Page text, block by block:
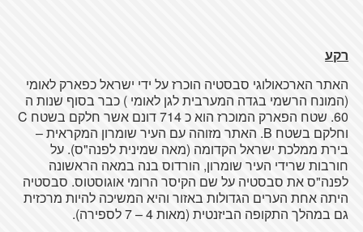
רקע
האתר הארכאולוגי סבסטיה הוכרז על ידי ישראל כפארק לאומי
(המונח הרשמי בגדה המערבית לגן לאומי ) כבר בסוף שנות ה
60. שטח הפארק המוכרז הוא כ 714 דונם אשר חלקם בשטח C
וחלקם בשטח B. האתר מזוהה עם העיר שומרון המקראית –
בירת ממלכת ישראל הקדומה (מאה שמינית לפנה"ס). על
חורבות שרידי העיר שומרון, הורדוס בנה במאה הראשונה
לפנה"ס את סבסטיה על שם הקיסר הרומי אוגוסטוס. סבסטיה
היתה אחת הערים הגדולות באזור והיא המשיכה להיות מרכזית
גם במהלך התקופה הביזנטית (מאות 4 – 7 לספירה).